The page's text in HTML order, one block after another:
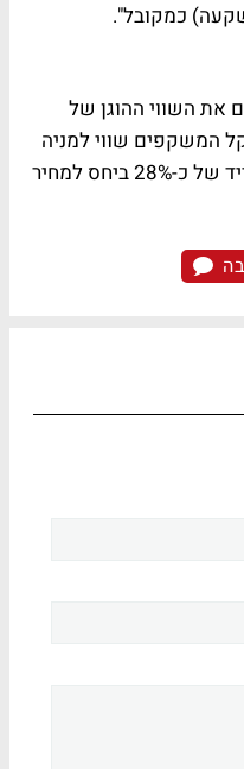
כמקובל".
את השווי ההוגן של
מיליארד שקל המשקפים שווי למניה
של 4.7 שקל ואשר מהווים אפסייד של כ-28% ביחס למחיר